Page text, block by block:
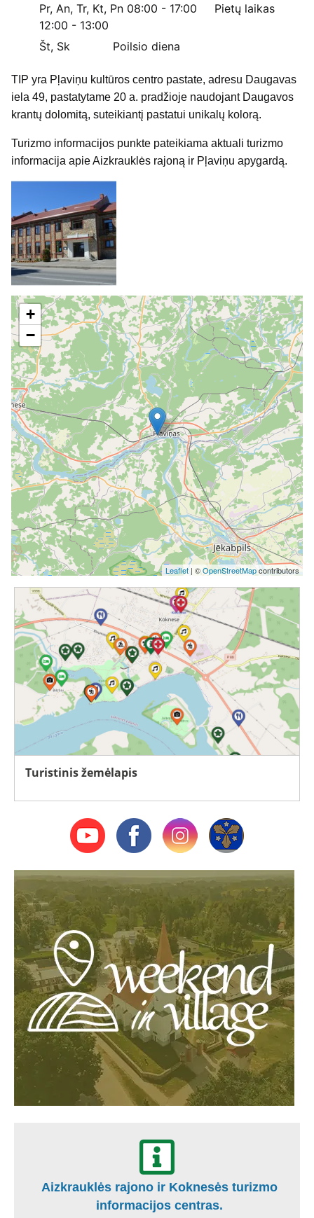
Pr, An, Tr, Kt, Pn 08:00 - 17:00
Pietų laikas
12:00 - 13:00
Št, Sk
Poilsio diena
TIP yra Pļaviņu kultūros centro pastate, adresu Daugavas
iela 49, pastatytame 20 a. pradžioje naudojant Daugavos
krantų dolomitą, suteikiantį pastatui unikalų kolorą.
Turizmo informacijos punkte pateikiama aktuali turizmo
informacija apie Aizkrauklės rajoną ir Pļaviņu apygardą.
+
−
Leaflet | ©OpenStreetMapcontributors
Turistinis žemėlapis
Aizkrauklės rajono ir Koknesės turizmo
informacijos centras.